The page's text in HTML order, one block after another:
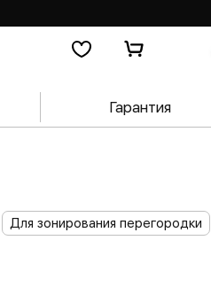
Гарантия
Для зонирования перегородки